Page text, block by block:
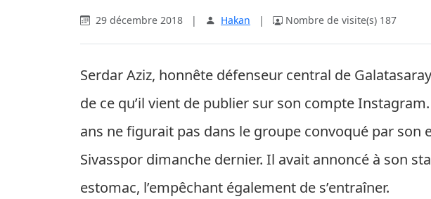
29 décembre 2018 | Hakan | Nombre de visite(s) 187
Serdar Aziz, honnête défenseur central de
de ce qu’il vient de publier sur son compte
ans ne figurait pas dans le groupe convoqué par
Sivasspor dimanche dernier. Il avait annoncé à son
estomac, l’empêchant également de s’entraîner.